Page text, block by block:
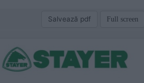
Salvează pdf Full screen